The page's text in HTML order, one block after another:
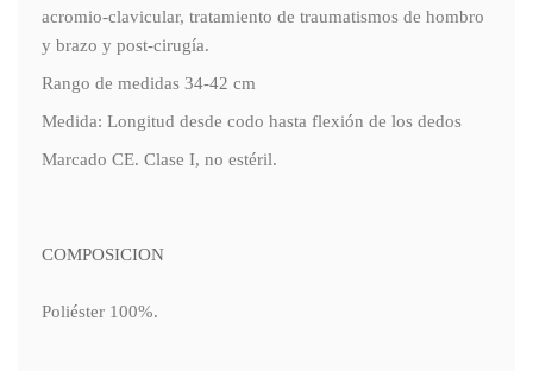
acromio-clavicular, tratamiento de traumatismos de hombro
y brazo y post-cirugía.
Rango de medidas 34-42 cm
Medida: Longitud desde codo hasta flexión de los dedos
Marcado CE. Clase I, no estéril.
COMPOSICION
Poliéster 100%.